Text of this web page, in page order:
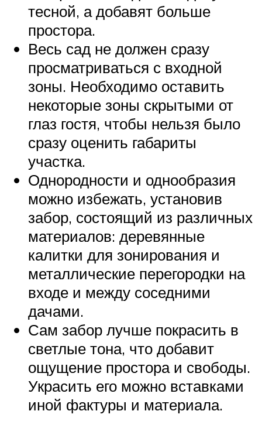
тесной, а добавят больше
простора.
Весь сад не должен сразу
просматриваться с входной
зоны. Необходимо оставить
некоторые зоны скрытыми от
глаз гостя, чтобы нельзя было
сразу оценить габариты
участка.
Однородности и однообразия
можно избежать, установив
забор, состоящий из различных
материалов: деревянные
калитки для зонирования и
металлические перегородки на
входе и между соседними
дачами.
Сам забор лучше покрасить в
светлые тона, что добавит
ощущение простора и свободы.
Украсить его можно вставками
иной фактуры и материала.